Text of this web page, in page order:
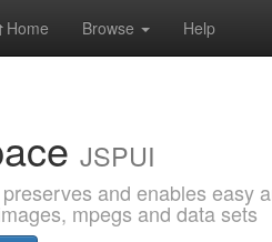
Home Browse Help
JSPUI
and enables easy
mpegs and data sets